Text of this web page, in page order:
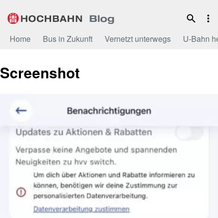
Inhalt
Home Bus in Zukunft Vernetzt unterwegs U-Bahn
Screenshot